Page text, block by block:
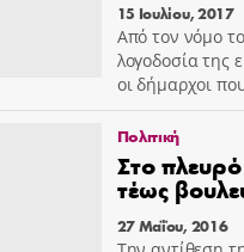
15 Ιουλίου, 2017
Από τον νόμο
λογοδοσία της
οι δήμαρχοι
Πολιτική
Στο
τέως
27 Μαΐου, 2016